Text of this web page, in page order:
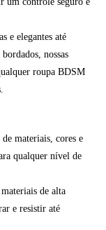
e elegantes até
nossas
roupa BDSM
materiais, cores e
qualquer nível de
de alta
e resistir até